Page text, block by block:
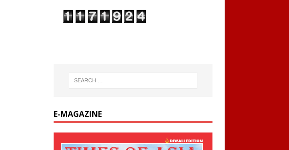
E-MAGAZINE